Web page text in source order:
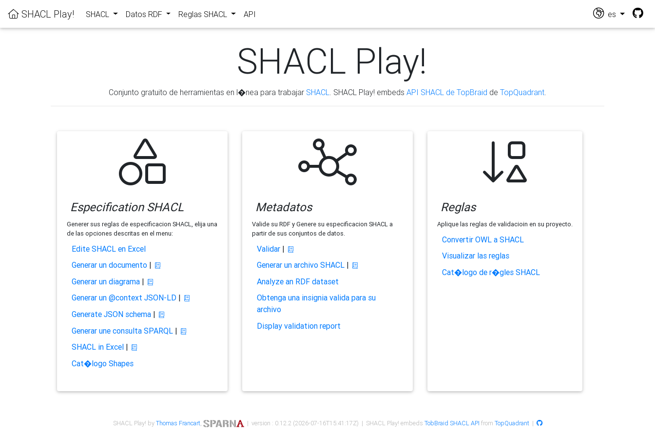
SHACL Play! SHACL Datos RDF Reglas SHACL API es
SHACL Play!
Conjunto gratuito de herramientas en l�nea para trabajar SHACL . SHACL Play! embeds API SHACL de TopBraid de TopQuadrant
Especification SHACL
Generer sus reglas de especificacion SHACL, elija una
de las opciones descritas en el menu:
Edite SHACL en Excel
Generar un documento|
Generar un diagrama|
Generar un @context JSON-LD|
Generate JSON schema|
Generar une consulta SPARQL|
SHACL in Excel|
Cat�logo Shapes
Metadatos
Valide su RDF y Genere su especificacion SHACL a
partir de sus conjuntos de datos.
Validar|
Generar un archivo SHACL|
Analyze an RDF dataset
Obtenga una insignia valida para su
archivo
Display validation report
Reglas
Aplique las reglas de validacioin en su proyecto.
Convertir OWL a SHACL
Visualizar las reglas
Cat�logo de r�gles SHACL
SHACL Play! byThomas Francart, | version : 0.12.2 (2026-07-16T15:41:17Z) | SHACL Play! embeds TobBraid SHACL API from TopQuadrant|